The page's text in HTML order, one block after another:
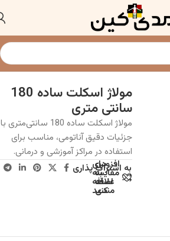
استخوان
مولاژ اسکلت ساده 180
سانتی متری
مولاژ اسکلت ساده 180 سانتی‌متری با
جزئیات دقیق آناتومی، مناسب برای
استفاده در مراکز آموزشی و درمانی.
برای
مقایسه
اضافه
کنید
افزودن
به
علاقه
مندی
به اشتراک پذاری